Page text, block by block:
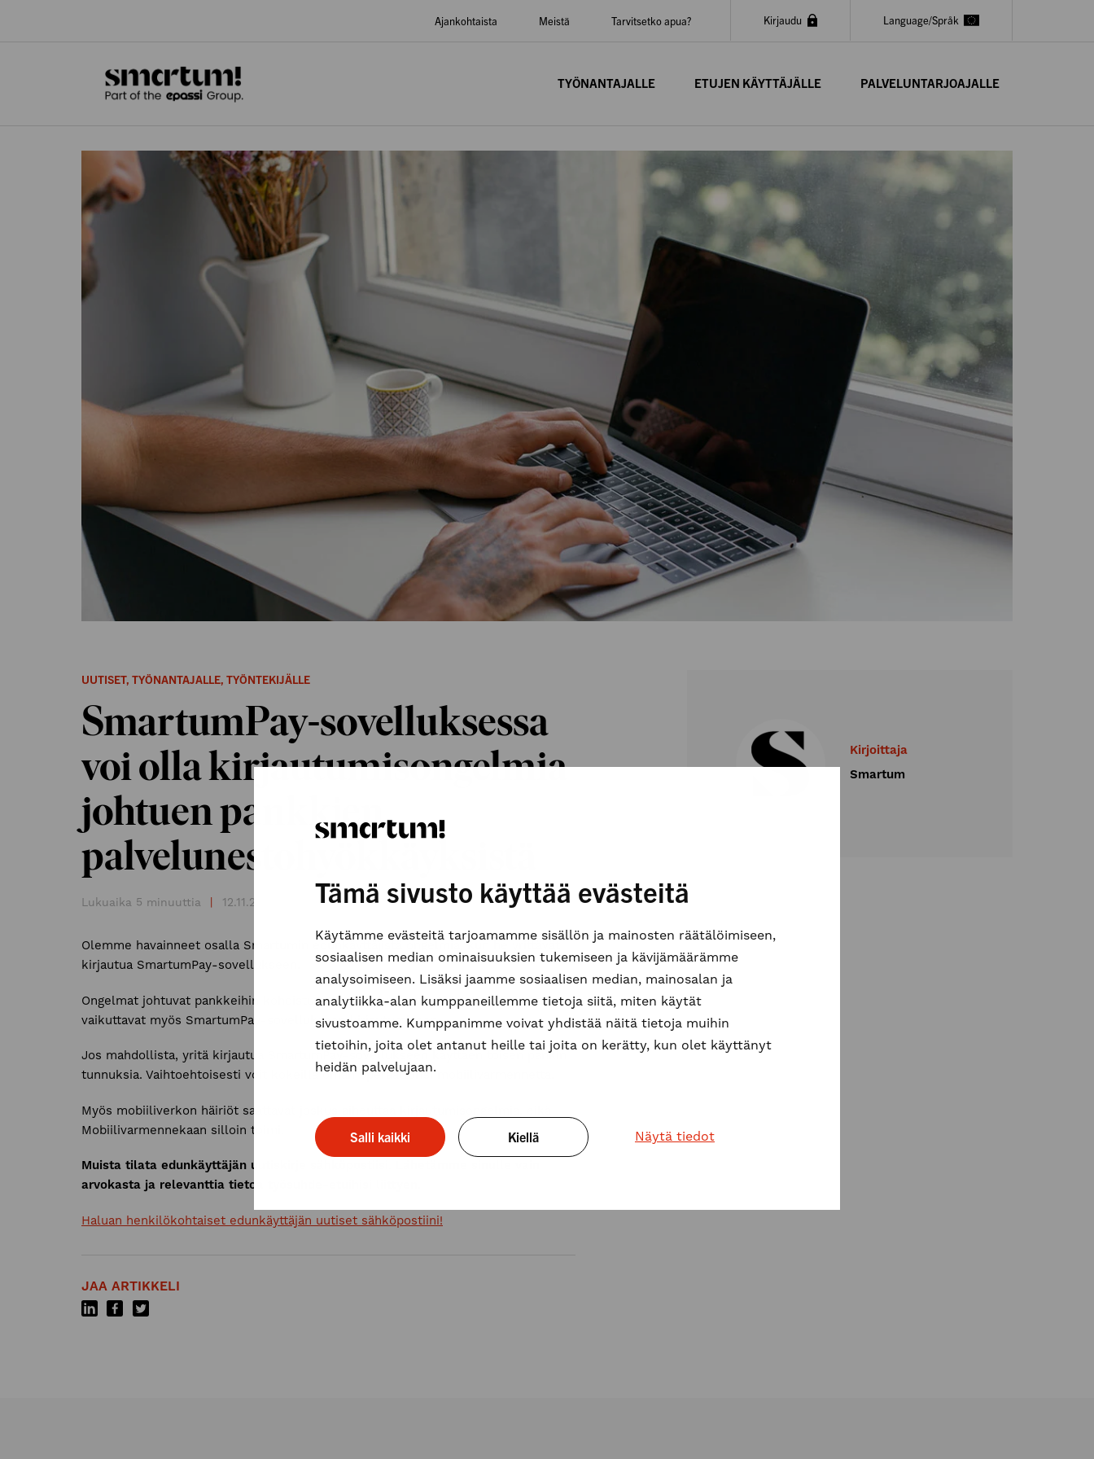
Tämä sivusto käyttää evästeitä
Käytämme evästeitä tarjoamamme sisällön ja mainosten räätälöimiseen,
sosiaalisen median ominaisuuksien tukemiseen ja kävijämäärämme
analysoimiseen. Lisäksi jaamme sosiaalisen median, mainosalan ja
analytiikka-alan kumppaneillemme tietoja siitä, miten käytät
sivustoamme. Kumppanimme voivat yhdistää näitä tietoja muihin
tietoihin, joita olet antanut heille tai joita on kerätty, kun olet käyttänyt
heidän palvelujaan.
Salli kaikki Kiellä Näytä tiedot
Ajankohtaista Meistä Tarvitsetko apua? Kirjaudu Language/Språk
TYÖNANTAJALLE ETUJEN KÄYTTÄJÄLLE PALVELUNTARJOAJALLE
UUTISET, TYÖNANTAJALLE, TYÖNTEKIJÄLLE
SmartumPay-sovelluksessa
voi olla kirjautumisongelmia
johtuen pankkien
palvelunestohyökkäyksistä
Lukuaika 5 minuuttia 12.11.2024
Olemme havainneet osalla Smartumin edunkäyttäjistä ongelmia, kun he yrittävät
kirjautua SmartumPay-sovellukseen.
Ongelmat johtuvat pankkeihin kohdistuvista palvelunestohyökkäyksistä, jotka
vaikuttavat myös SmartumPay-sovellukseen kirjautumiseen.
Jos mahdollista, yritä kirjautua SmartumPay-sovellukseen käyttäen toisen pankin
tunnuksia. Vaihtoehtoisesti voit kokeilla oman operaattorisi mobiilivarmennetta.
Myös mobiiliverkon häiriöt saattavat joskus aiheuttaa kirjautumisongelmia, eikä
Mobiilivarmennekaan silloin toimi.
Muista tilata edunkäyttäjän uutiskirje sähköpostiisi. Lähetämme sinulle vain
arvokasta ja relevanttia tietoa työsuhde-etuihisi liittyen.
Haluan henkilökohtaiset edunkäyttäjän uutiset sähköpostiini!
JAA ARTIKKELI
Kirjoittaja
Smartum